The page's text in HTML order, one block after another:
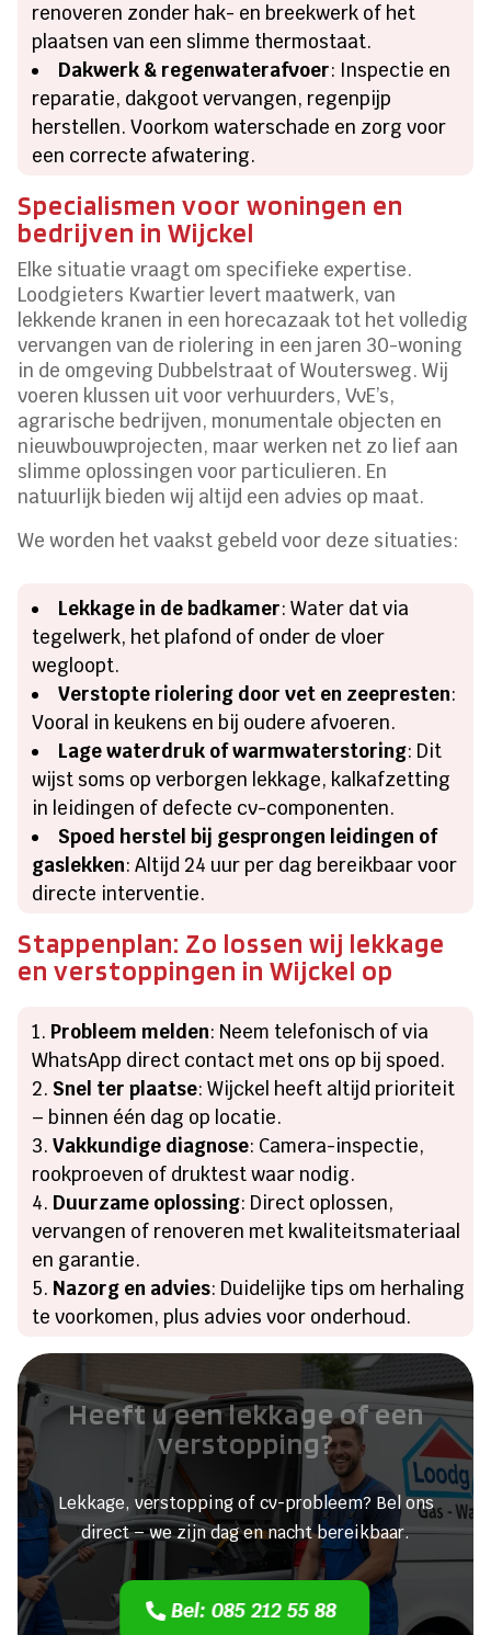
renoveren zonder hak- en breekwerk of het
plaatsen van een slimme thermostaat.
Dakwerk & regenwaterafvoer: Inspectie en
reparatie, dakgoot vervangen, regenpijp
herstellen. Voorkom waterschade en zorg voor
een correcte afwatering.
Specialismen voor woningen en
bedrijven in Wijckel
Elke situatie vraagt om specifieke expertise.
Loodgieters Kwartier levert maatwerk, van
lekkende kranen in een horecazaak tot het volledig
vervangen van de riolering in een jaren 30-woning
in de omgeving Dubbelstraat of Woutersweg. Wij
voeren klussen uit voor verhuurders, VvE’s,
agrarische bedrijven, monumentale objecten en
nieuwbouwprojecten, maar werken net zo lief aan
slimme oplossingen voor particulieren. En
natuurlijk bieden wij altijd een advies op maat.
We worden het vaakst gebeld voor deze situaties:
Lekkage in de badkamer: Water dat via
tegelwerk, het plafond of onder de vloer
wegloopt.
Verstopte riolering door vet en zeepresten:
Vooral in keukens en bij oudere afvoeren.
Lage waterdruk of warmwaterstoring: Dit
wijst soms op verborgen lekkage, kalkafzetting
in leidingen of defecte cv-componenten.
Spoed herstel bij gesprongen leidingen of
gaslekken: Altijd 24 uur per dag bereikbaar voor
directe interventie.
Stappenplan: Zo lossen wij lekkage
en verstoppingen in Wijckel op
Probleem melden: Neem telefonisch of via
WhatsApp direct contact met ons op bij spoed.
Snel ter plaatse: Wijckel heeft altijd prioriteit
– binnen één dag op locatie.
Vakkundige diagnose: Camera-inspectie,
rookproeven of druktest waar nodig.
Duurzame oplossing: Direct oplossen,
vervangen of renoveren met kwaliteitsmateriaal
en garantie.
Nazorg en advies: Duidelijke tips om herhaling
te voorkomen, plus advies voor onderhoud.
Heeft u een lekkage of een
verstopping?
Lekkage, verstopping of cv-probleem? Bel ons
direct – we zijn dag en nacht bereikbaar.
Bel: 085 212 55 88